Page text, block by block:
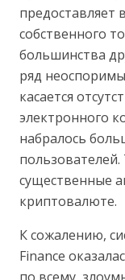
предоставляет
собственного
большинства
ряд
касается
электронного
набралось
существенные
криптовалюте.
К сожалению,
Finance